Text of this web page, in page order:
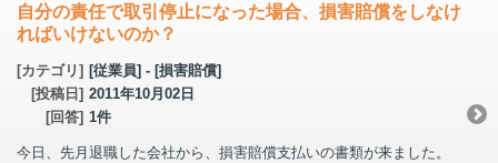
自分の責任で取引停止になった場合、損害賠償をしなけ
ればいけないのか？
[カテゴリ] [従業員] - [損害賠償]
[投稿日] 2011年10月02日
[回答] 1件
今日、先月退職した会社から、損害賠償支払いの書類が来ました。